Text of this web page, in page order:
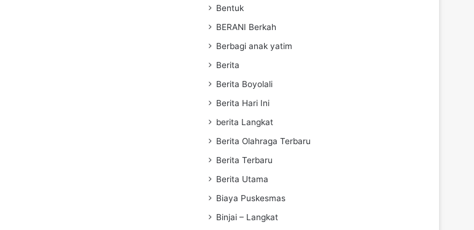
Bentuk
BERANI Berkah
Berbagi anak yatim
Berita
Berita Boyolali
Berita Hari Ini
berita Langkat
Berita Olahraga Terbaru
Berita Terbaru
Berita Utama
Biaya Puskesmas
Binjai – Langkat